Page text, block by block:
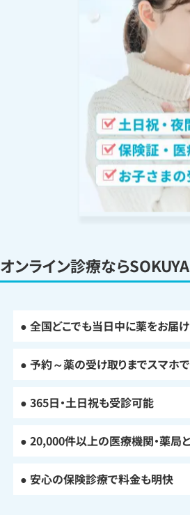
オンライン診療なら
● 全国どこでも当日中に薬をお届け
● 予約～薬の受け取りまでスマホ
● 365日・土日祝も受診可能
● 20,000件以上の医療機関・薬局
● 安心の保険診療で料金も明快